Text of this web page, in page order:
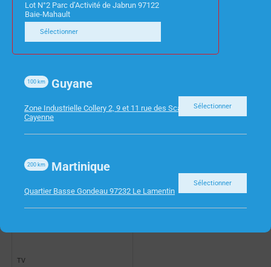
CABLE RJ45 F/UTP
CAT6 GRIS 3M
3Go/32GB
TV
Lot N°2 Parc d’Activité de Jabrun 97122
Baie-Mahault
Sélectionner
Guyane
100 km
Zone Industrielle Collery 2, 9 et 11 rue des Scarabees 97300
Cayenne
Sélectionner
Martinique
200 km
Quartier Basse Gondeau 97232 Le Lamentin
Sélectionner